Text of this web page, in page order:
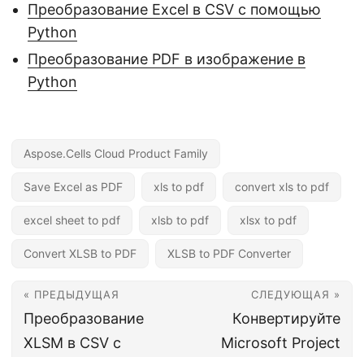
Преобразование Excel в CSV с помощью
Python
Преобразование PDF в изображение в
Python
Aspose.Cells Cloud Product Family
Save Excel as PDF xls to pdf convert xls to pdf
excel sheet to pdf xlsb to pdf xlsx to pdf
Convert XLSB to PDF XLSB to PDF Converter
« ПРЕДЫДУЩАЯ
Преобразование
XLSM в CSV с
СЛЕДУЮЩАЯ »
Конвертируйте
Microsoft Project